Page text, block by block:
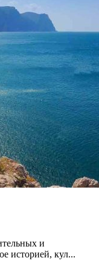
и
историей, кул...